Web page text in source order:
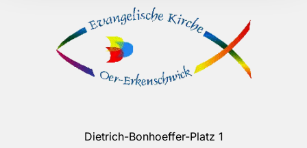
Dietrich-Bonhoeffer-Platz 1